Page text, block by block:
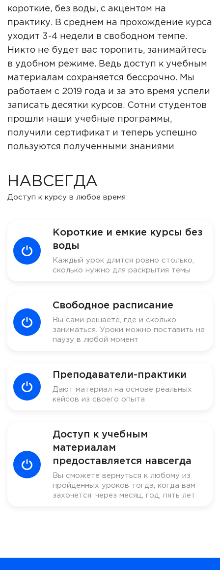
короткие, без воды, с акцентом на
практику. В среднем на прохождение курса
уходит 3-4 недели в свободном темпе.
Никто не будет вас торопить, занимайтесь
в удобном режиме. Ведь доступ к учебным
материалам сохраняется бессрочно. Мы
работаем с 2019 года и за это время успели
записать десятки курсов. Сотни студентов
прошли наши учебные программы,
получили сертификат и теперь успешно
пользуются полученными знаниями
НАВСЕГДА
Доступ к курсу в любое время
Короткие и емкие курсы без
воды
Каждый урок длится ровно столько,
сколько нужно для раскрытия темы
Свободное расписание
Вы сами решаете, где и сколько
заниматься. Уроки можно поставить на
паузу в любой момент
Преподаватели-практики
Дают материал на основе реальных
кейсов из своего опыта
Доступ к учебным
материалам
предоставляется навсегда
Вы сможете вернуться к любому из
пройденных уроков тогда, когда вам
захочется: через месяц, год, пять лет